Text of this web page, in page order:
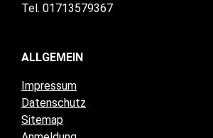
Tel. 01713579367
ALLGEMEIN
Impressum
Datenschutz
Sitemap